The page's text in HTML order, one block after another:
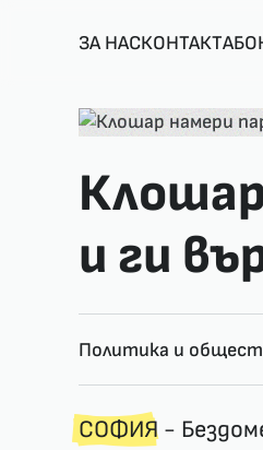
ЗА НАСКОНТАКТ
и ги
Политика и
СОФИЯ -